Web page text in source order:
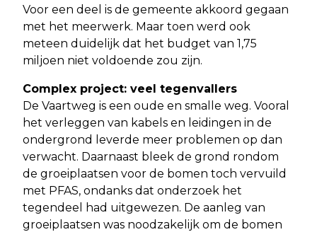
Voor een deel is de gemeente akkoord gegaan
met het meerwerk. Maar toen werd ook
meteen duidelijk dat het budget van 1,75
miljoen niet voldoende zou zijn.
Complex project: veel tegenvallers
De Vaartweg is een oude en smalle weg. Vooral
het verleggen van kabels en leidingen in de
ondergrond leverde meer problemen op dan
verwacht. Daarnaast bleek de grond rondom
de groeiplaatsen voor de bomen toch vervuild
met PFAS, ondanks dat onderzoek het
tegendeel had uitgewezen. De aanleg van
groeiplaatsen was noodzakelijk om de bomen